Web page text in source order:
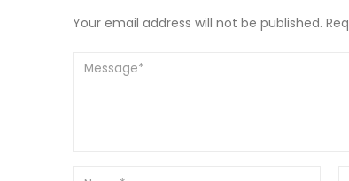
Your email address will not be published.